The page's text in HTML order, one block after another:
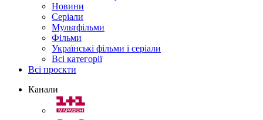
Новини
Серіали
Мультфільми
Фільми
Українські фільми і серіали
Всі категорії
Всі проєкти
Канали